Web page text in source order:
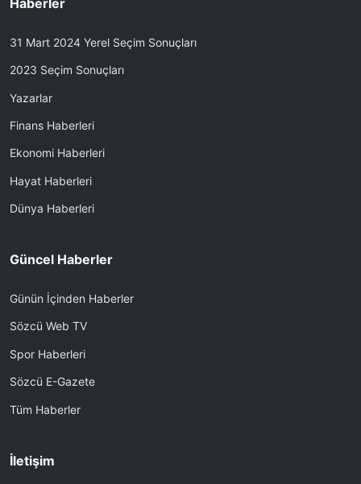
31 Mart 2024 Yerel Seçim Sonuçları
2023 Seçim Sonuçları
Yazarlar
Finans Haberleri
Ekonomi Haberleri
Hayat Haberleri
Dünya Haberleri
Güncel Haberler
Günün İçinden Haberler
Sözcü Web TV
Spor Haberleri
Sözcü E-Gazete
Tüm Haberler
İletişim